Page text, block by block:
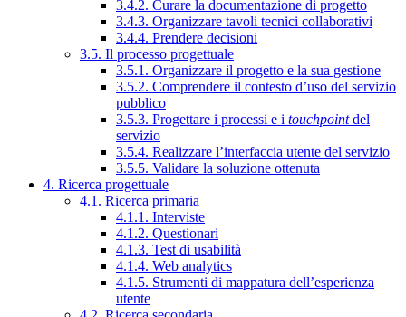
3.4.2. Curare la documentazione di progetto
3.4.3. Organizzare tavoli tecnici collaborativi
3.4.4. Prendere decisioni
3.5. Il processo progettuale
3.5.1. Organizzare il progetto e la sua gestione
3.5.2. Comprendere il contesto d’uso del servizio
pubblico
3.5.3. Progettare i processi e i touchpointdel
servizio
3.5.4. Realizzare l’interfaccia utente del servizio
3.5.5. Validare la soluzione ottenuta
4. Ricerca progettuale
4.1. Ricerca primaria
4.1.1. Interviste
4.1.2. Questionari
4.1.3. Test di usabilità
4.1.4. Web analytics
4.1.5. Strumenti di mappatura dell’esperienza
utente